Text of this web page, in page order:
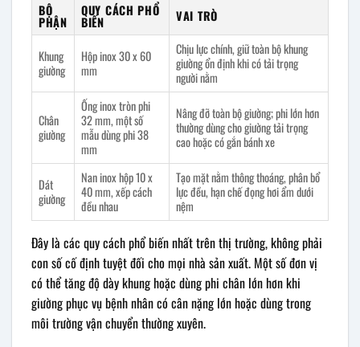
BỘ
PHẬN
QUY CÁCH PHỔ
BIẾN VAI TRÒ
Khung
giường
Hộp inox 30 x 60
mm
Chịu lực chính, giữ toàn bộ khung
giường ổn định khi có tải trọng
người nằm
Chân
giường
Ống inox tròn phi
32 mm, một số
mẫu dùng phi 38
mm
Nâng đỡ toàn bộ giường; phi lớn hơn
thường dùng cho giường tải trọng
cao hoặc có gắn bánh xe
Dát
giường
Nan inox hộp 10 x
40 mm, xếp cách
đều nhau
Tạo mặt nằm thông thoáng, phân bổ
lực đều, hạn chế đọng hơi ẩm dưới
nệm
Đây là các quy cách phổ biến nhất trên thị trường, không phải
con số cố định tuyệt đối cho mọi nhà sản xuất. Một số đơn vị
có thể tăng độ dày khung hoặc dùng phi chân lớn hơn khi
giường phục vụ bệnh nhân có cân nặng lớn hoặc dùng trong
môi trường vận chuyển thường xuyên.